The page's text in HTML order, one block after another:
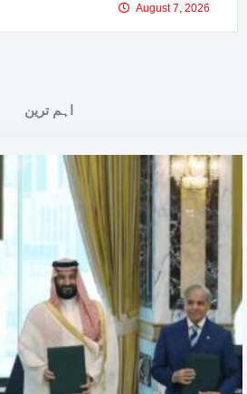
August 7, 2026
اہم ترین